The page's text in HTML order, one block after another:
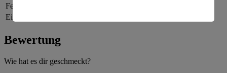
Fett
Eiweiß
Bewertung
Wie hat es dir geschmeckt?
Informationen zum Herausgeber der Seite findest du